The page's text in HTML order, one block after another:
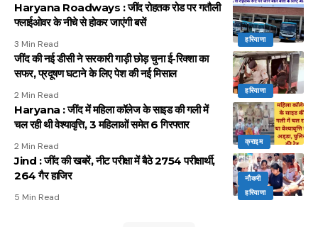
हरियाणा
Haryana Roadways : जींद रोहतक रोड पर गतौली
फ्लाईओवर के नीचे से होकर जाएंगी बसें
3 Min Read
हरियाणा
जींद की नई डीसी ने सरकारी गाड़ी छोड़ चुना ई-रिक्शा का
सफर, प्रदूषण घटाने के लिए पेश की नई मिसाल
2 Min Read
क्राइम
Haryana : जींद में महिला कॉलेज के साइड की गली में
चल रही थी वेश्यावृत्ति, 3 महिलाओं समेत 6 गिरफ्तार
2 Min Read
नौकरी
हरियाणा
Jind : जींद की खबरें, नीट परीक्षा में बैठे 2754 परीक्षार्थी,
264 गैर हाजिर
5 Min Read